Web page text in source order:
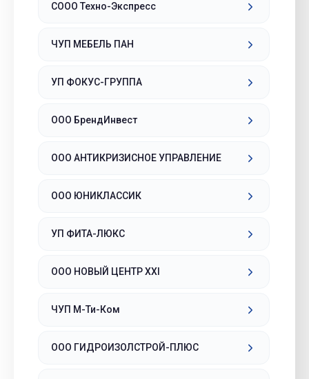
СООО Техно-Экспресс
ЧУП МЕБЕЛЬ ПАН
УП ФОКУС-ГРУППА
ООО БрендИнвест
ООО АНТИКРИЗИСНОЕ УПРАВЛЕНИЕ
ООО ЮНИКЛАССИК
УП ФИТА-ЛЮКС
ООО НОВЫЙ ЦЕНТР XXI
ЧУП М-Ти-Ком
ООО ГИДРОИЗОЛСТРОЙ-ПЛЮС